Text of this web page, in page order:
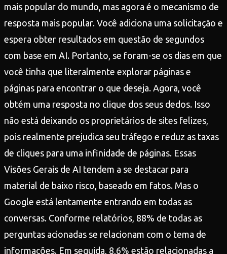
mais popular do mundo, mas agora é o mecanismo de
resposta mais popular. Você adiciona uma solicitação e
espera obter resultados em questão de segundos
com base em AI. Portanto, se foram-se os dias em que
você tinha que literalmente explorar páginas e
páginas para encontrar o que deseja. Agora, você
obtém uma resposta no clique dos seus dedos. Isso
não está deixando os proprietários de sites felizes,
pois realmente prejudica seu tráfego e reduz as taxas
de cliques para uma infinidade de páginas. Essas
Visões Gerais de AI tendem a se destacar para
material de baixo risco, baseado em fatos. Mas o
Google está lentamente entrando em todas as
conversas. Conforme relatórios, 88% de todas as
perguntas acionadas se relacionam com o tema de
informações. Em seguida, 8,6% estão relacionadas a